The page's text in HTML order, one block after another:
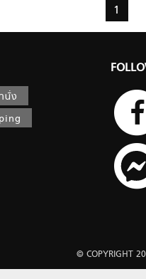
1
นั่ง
© COPYRIGHT